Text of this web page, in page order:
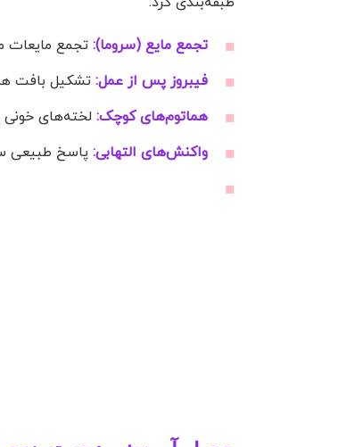
تجمع مایع (سروما): تجمع مایعات
فیبروز پس از عمل: تشکیل بافت
هماتوم‌های کوچک: لخته‌های
واکنش‌های التهابی: پاسخ طبیعی